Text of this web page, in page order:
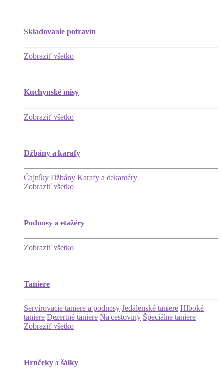
Skladovanie potravín
Zobraziť všetko
Kuchynské misy
Zobraziť všetko
Džbány a karafy
Čajníky Džbány Karafy a dekantéry
Zobraziť všetko
Podnosy a etažéry
Zobraziť všetko
Taniere
Servírovacie taniere a podnosy Jedálenské taniere Hlboké
taniere Dezertné taniere Na cestoviny Špeciálne taniere
Zobraziť všetko
Hrnčeky a šálky